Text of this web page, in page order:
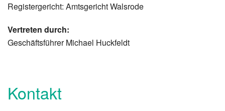
Registergericht: Amtsgericht Walsrode
Vertreten durch:
Geschäftsführer Michael Huckfeldt
Kontakt